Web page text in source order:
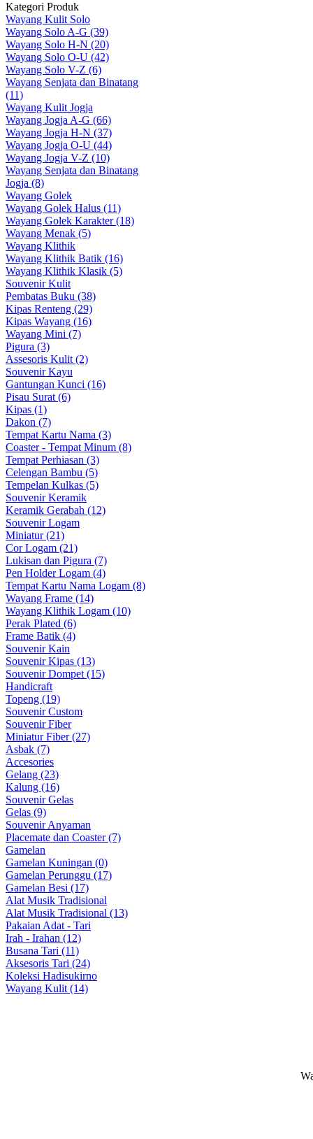
Kategori Produk
Wayang Kulit Solo
Wayang Solo A-G (39)
Wayang Solo H-N (20)
Wayang Solo O-U (42)
Wayang Solo V-Z (6)
Wayang Senjata dan Binatang
(11)
Wayang Kulit Jogja
Wayang Jogja A-G (66)
Wayang Jogja H-N (37)
Wayang Jogja O-U (44)
Wayang Jogja V-Z (10)
Wayang Senjata dan Binatang
Jogja (8)
Wayang Golek
Wayang Golek Halus (11)
Wayang Golek Karakter (18)
Wayang Menak (5)
Wayang Klithik
Wayang Klithik Batik (16)
Wayang Klithik Klasik (5)
Souvenir Kulit
Pembatas Buku (38)
Kipas Renteng (29)
Kipas Wayang (16)
Wayang Mini (7)
Pigura (3)
Assesoris Kulit (2)
Souvenir Kayu
Gantungan Kunci (16)
Pisau Surat (6)
Kipas (1)
Dakon (7)
Tempat Kartu Nama (3)
Coaster - Tempat Minum (8)
Tempat Perhiasan (3)
Celengan Bambu (5)
Tempelan Kulkas (5)
Souvenir Keramik
Keramik Gerabah (12)
Souvenir Logam
Miniatur (21)
Cor Logam (21)
Lukisan dan Pigura (7)
Pen Holder Logam (4)
Tempat Kartu Nama Logam (8)
Wayang Frame (14)
Wayang Klithik Logam (10)
Perak Plated (6)
Frame Batik (4)
Souvenir Kain
Souvenir Kipas (13)
Souvenir Dompet (15)
Handicraft
Topeng (19)
Souvenir Custom
Souvenir Fiber
Miniatur Fiber (27)
Asbak (7)
Accesories
Gelang (23)
Kalung (16)
Souvenir Gelas
Gelas (9)
Souvenir Anyaman
Placemate dan Coaster (7)
Gamelan
Gamelan Kuningan (0)
Gamelan Perunggu (17)
Gamelan Besi (17)
Alat Musik Tradisional
Alat Musik Tradisional (13)
Pakaian Adat - Tari
Irah - Irahan (12)
Busana Tari (11)
Aksesoris Tari (24)
Koleksi Hadisukirno
Wayang Kulit (14)